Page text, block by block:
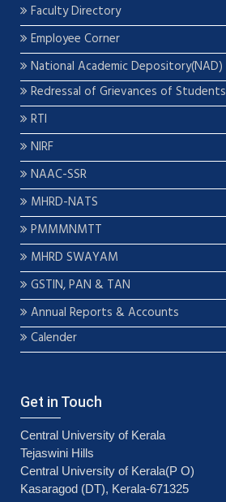
Faculty Directory
Employee Corner
National Academic Depository(NAD)
Redressal of Grievances of Students
RTI
NIRF
NAAC-SSR
MHRD-NATS
PMMMNMTT
MHRD SWAYAM
GSTIN, PAN & TAN
Annual Reports & Accounts
Calender
Get in Touch
Central University of Kerala
Tejaswini Hills
Central University of Kerala(P O)
Kasaragod (DT), Kerala-671325